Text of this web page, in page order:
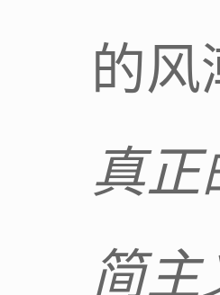
的风
真正
简主